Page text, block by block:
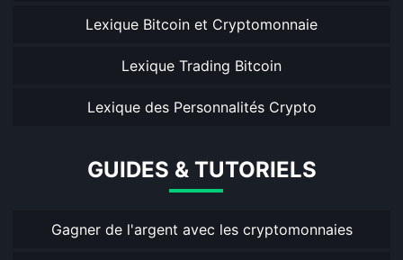
Lexique Bitcoin et Cryptomonnaie
Lexique Trading Bitcoin
Lexique des Personnalités Crypto
GUIDES & TUTORIELS
Gagner de l'argent avec les cryptomonnaies